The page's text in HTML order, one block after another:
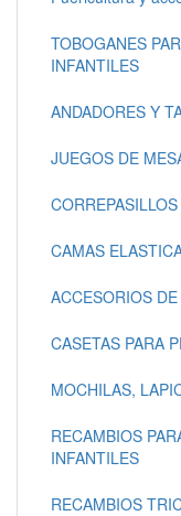
TOBOGANES
INFANTILES
ANDADORES Y
JUEGOS DE
CAMAS
ACCESORIOS
CASETAS PARA
MOCHILAS,
RECAMBIOS
INFANTILES
RECAMBIOS